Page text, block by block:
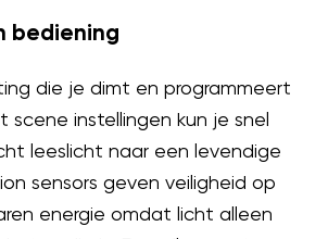
bediening
die je dimt en programmeert
scene instellingen kun je snel
leeslicht naar een levendige
sensors geven veiligheid op
energie omdat licht alleen